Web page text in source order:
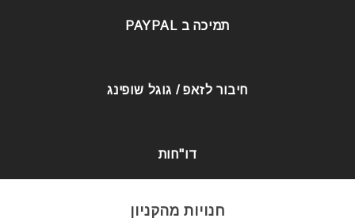
תמיכה ב PAYPAL
חיבור לזאפ / גוגל שופינג
דו"חות
חנויות מהקניון